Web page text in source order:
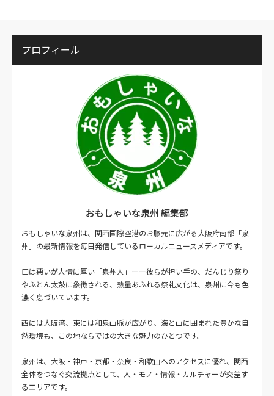
プロフィール
おもしゃいな泉州 編集部
おもしゃいな泉州は、関西国際空港のお膝元に広がる大阪府南部「泉
州」の最新情報を毎日発信しているローカルニュースメディアです。
口は悪いが人情に厚い「泉州人」ーー彼らが担い手の、だんじり祭り
やふとん太鼓に象徴される、熱量あふれる祭礼文化は、泉州に今も色
濃く息づいています。
西には大阪湾、東には和泉山脈が広がり、海と山に囲まれた豊かな自
然環境も、この地ならではの大きな魅力のひとつです。
泉州は、大阪・神戸・京都・奈良・和歌山へのアクセスに優れ、関西
全体をつなぐ交流拠点として、人・モノ・情報・カルチャーが交差す
るエリアです。